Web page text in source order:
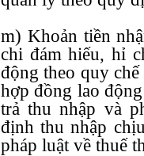
m) Khoản tiền
chi đám hiếu, hỉ
động theo quy
hợp đồng lao
trả thu nhập và
định thu nhập
pháp luật về thuế